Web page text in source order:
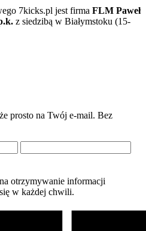
7kicks.pl jest firma FLM Paweł
z siedzibą w Białymstoku (15-
prosto na Twój e-mail. Bez
otrzymywanie informacji
w każdej chwili.